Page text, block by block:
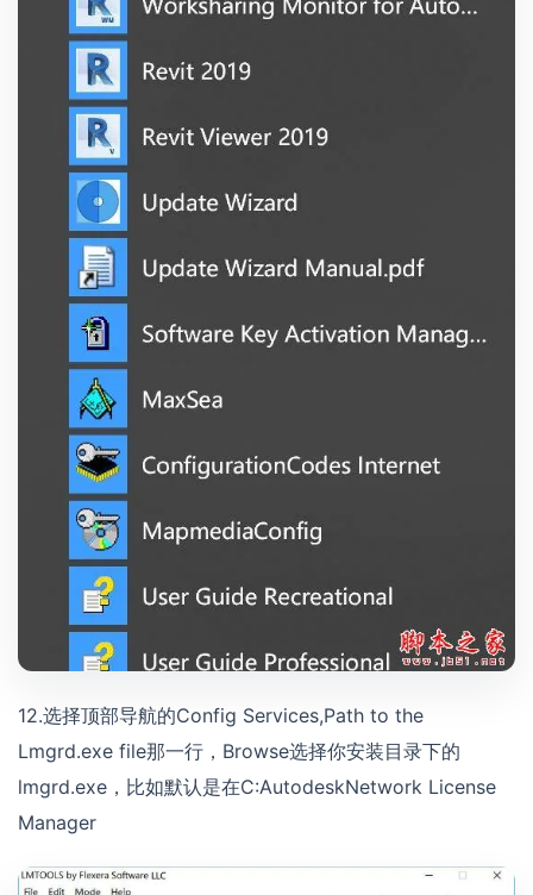
12.选择顶部导航的Config Services,Path to the
Lmgrd.exe file那一行，Browse选择你安装目录下的
lmgrd.exe，比如默认是在C:AutodeskNetwork License
Manager